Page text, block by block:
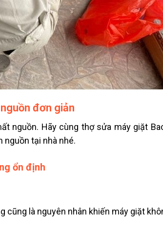
đơn giản
nguồn. Hãy cùng thợ sửa máy giặt
nguồn tại nhà nhé.
ổn định
là nguyên nhân khiến máy giặt